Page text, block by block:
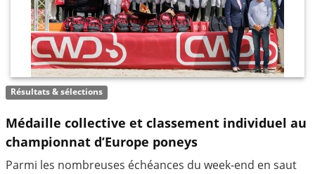
Résultats & sélections
Médaille collective et classement individuel au
championnat d’Europe poneys
Parmi les nombreuses échéances du week-end en saut